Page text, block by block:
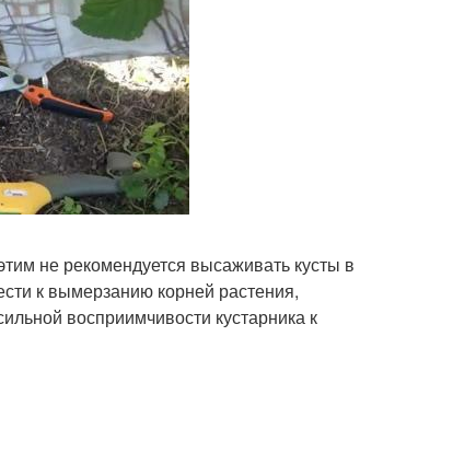
не рекомендуется высаживать кусты в
к вымерзанию корней растения,
восприимчивости кустарника к